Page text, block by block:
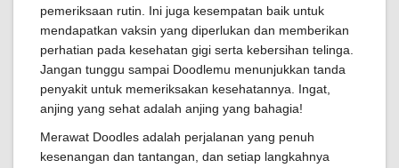
pemeriksaan rutin. Ini juga kesempatan baik untuk
mendapatkan vaksin yang diperlukan dan memberikan
perhatian pada kesehatan gigi serta kebersihan telinga.
Jangan tunggu sampai Doodlemu menunjukkan tanda
penyakit untuk memeriksakan kesehatannya. Ingat,
anjing yang sehat adalah anjing yang bahagia!
Merawat Doodles adalah perjalanan yang penuh
kesenangan dan tantangan, dan setiap langkahnya